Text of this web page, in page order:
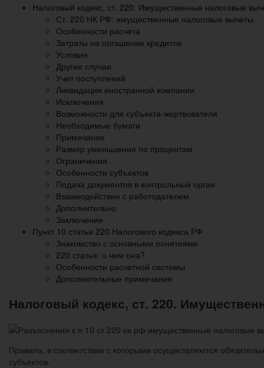
Налоговый кодекс, ст. 220. Имущественные налоговые
Ст. 220 НК РФ: имущественные налоговые вычеты
Особенности расчета
Затраты на погашение кредитов
Условия
Другие случаи
Учет поступлений
Ликвидация иностранной компании
Исключения
Возможности для субъекта-жертвователя
Необходимые бумаги
Примечание
Размер уменьшения по процентам
Ограничения
Особенности субъектов
Подача документов в контрольный орган
Взаимодействие с работодателем
Дополнительно
Заключение
Пункт 10 статьи 220 Налогового кодекса РФ
Знакомство с основными понятиями
220 статья: о чем она?
Особенности расчетной системы
Дополнительные примечания
Налоговый кодекс, ст. 220.
Правила, в соответствии с которыми осуществляются
субъектов.